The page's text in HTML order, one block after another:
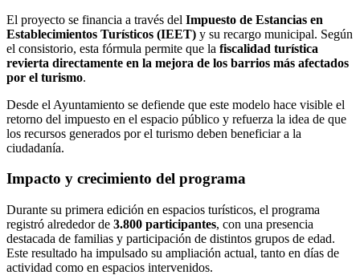
El proyecto se financia a través del Impuesto de Estancias en
Establecimientos Turísticos (IEET) y su recargo municipal. Según
el consistorio, esta fórmula permite que la fiscalidad turística
revierta directamente en la mejora de los barrios más afectados
por el turismo.
Desde el Ayuntamiento se defiende que este modelo hace visible el
retorno del impuesto en el espacio público y refuerza la idea de que
los recursos generados por el turismo deben beneficiar a la
ciudadanía.
Impacto y crecimiento del programa
Durante su primera edición en espacios turísticos, el programa
registró alrededor de 3.800 participantes, con una presencia
destacada de familias y participación de distintos grupos de edad.
Este resultado ha impulsado su ampliación actual, tanto en días de
actividad como en espacios intervenidos.